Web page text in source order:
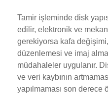
Tamir işleminde disk
edilir, elektronik ve
gerekiyorsa kafa
düzenlemesi ve imaj
müdahaleler uygulanır.
ve veri kaybının
yapılmaması son derece